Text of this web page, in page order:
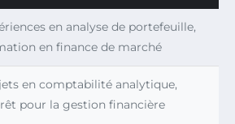
en analyse de portefeuille,
en finance de marché
en comptabilité analytique,
pour la gestion financière